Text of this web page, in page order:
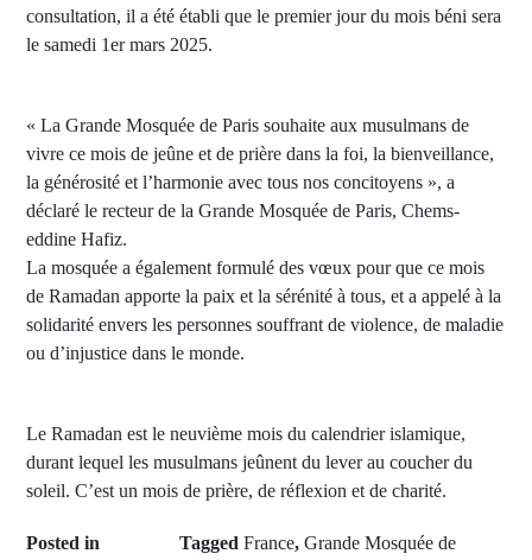
consultation, il a été établi que le premier jour du mois béni sera
le samedi 1er mars 2025.
« La Grande Mosquée de Paris souhaite aux musulmans de
vivre ce mois de jeûne et de prière dans la foi, la bienveillance,
la générosité et l’harmonie avec tous nos concitoyens », a
déclaré le recteur de la Grande Mosquée de Paris, Chems-
eddine Hafiz.
La mosquée a également formulé des vœux pour que ce mois
de Ramadan apporte la paix et la sérénité à tous, et a appelé à la
solidarité envers les personnes souffrant de violence, de maladie
ou d’injustice dans le monde.
Le Ramadan est le neuvième mois du calendrier islamique,
durant lequel les musulmans jeûnent du lever au coucher du
soleil. C’est un mois de prière, de réflexion et de charité.
Posted in
Tagged France, Grande Mosquée de